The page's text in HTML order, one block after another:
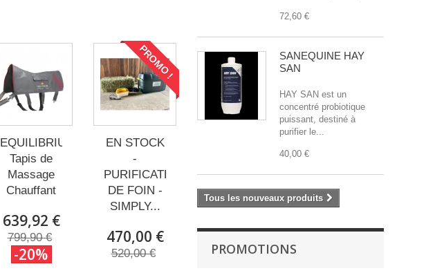
EQUILIBRIUM
Tapis de
Massage
Chauffant
639,92 €
799,90 €
-20%
PROMO !
EN STOCK
-
PURIFICATEUR
DE FOIN -
SIMPLY...
470,00 €
520,00 €
72,60 €
SANEQUINE HAY
SAN
HAY SAN est un
concentré probiotique
puissant, destiné à
purifier le...
40,00 €
Tous les nouveaux produits
PROMOTIONS